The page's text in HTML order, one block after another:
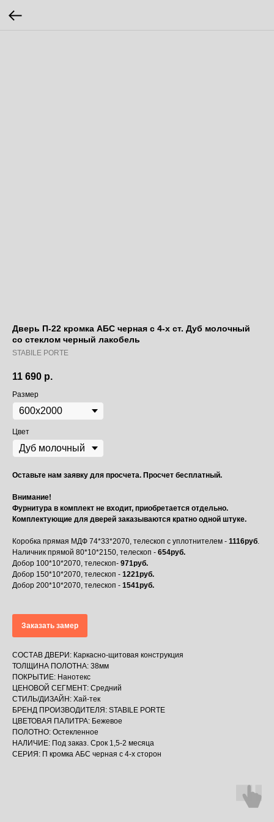
Дверь П-22 кромка АБС черная c 4-х ст. Дуб молочный
со стеклом черный лакобель
STABILE PORTE
11 690 р.
Размер
Цвет
Оставьте нам заявку для просчета. Просчет бесплатный.
Внимание!
Фурнитура в комплект не входит, приобретается отдельно.
Комплектующие для дверей заказываются кратно одной штуке.
Коробка прямая МДФ 74*33*2070, телескоп с уплотнителем - 1116руб.
Наличник прямой 80*10*2150, телескоп - 654руб.
Добор 100*10*2070, телескоп- 971руб.
Добор 150*10*2070, телескоп - 1221руб.
Добор 200*10*2070, телескоп - 1541руб.
Заказать замер
СОСТАВ ДВЕРИ: Каркасно-щитовая конструкция
ТОЛЩИНА ПОЛОТНА: 38мм
ПОКРЫТИЕ: Нанотекс
ЦЕНОВОЙ СЕГМЕНТ: Средний
СТИЛЬ/ДИЗАЙН: Хай-тек
БРЕНД ПРОИЗВОДИТЕЛЯ: STABILE PORTE
ЦВЕТОВАЯ ПАЛИТРА: Бежевое
ПОЛОТНО: Остекленное
НАЛИЧИЕ: Под заказ. Срок 1,5-2 месяца
СЕРИЯ: П кромка АБС черная c 4-х сторон